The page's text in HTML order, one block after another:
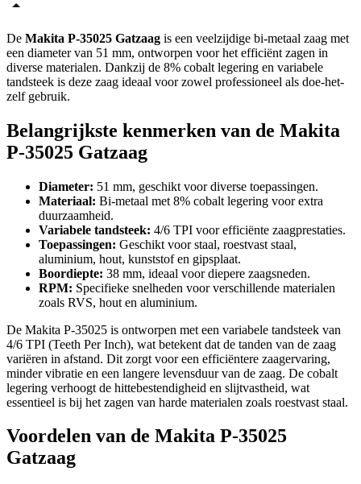
De Makita P-35025 Gatzaag is een veelzijdige bi-metaal zaag met
een diameter van 51 mm, ontworpen voor het efficiënt zagen in
diverse materialen. Dankzij de 8% cobalt legering en variabele
tandsteek is deze zaag ideaal voor zowel professioneel als doe-het-
zelf gebruik.
Belangrijkste kenmerken van de Makita
P-35025 Gatzaag
Diameter: 51 mm, geschikt voor diverse toepassingen.
Materiaal: Bi-metaal met 8% cobalt legering voor extra
duurzaamheid.
Variabele tandsteek: 4/6 TPI voor efficiënte zaagprestaties.
Toepassingen: Geschikt voor staal, roestvast staal,
aluminium, hout, kunststof en gipsplaat.
Boordiepte: 38 mm, ideaal voor diepere zaagsneden.
RPM: Specifieke snelheden voor verschillende materialen
zoals RVS, hout en aluminium.
De Makita P-35025 is ontworpen met een variabele tandsteek van
4/6 TPI (Teeth Per Inch), wat betekent dat de tanden van de zaag
variëren in afstand. Dit zorgt voor een efficiëntere zaagervaring,
minder vibratie en een langere levensduur van de zaag. De cobalt
legering verhoogt de hittebestendigheid en slijtvastheid, wat
essentieel is bij het zagen van harde materialen zoals roestvast staal.
Voordelen van de Makita P-35025
Gatzaag